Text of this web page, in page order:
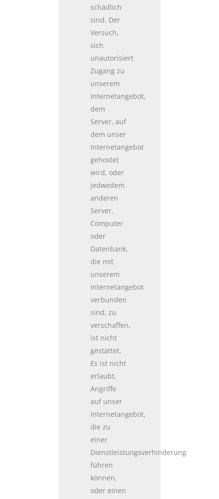
schädlich
sind. Der
Versuch,
sich
unautorisiert
Zugang zu
unserem
Internetangebot,
dem
Server, auf
dem unser
Internetangebot
gehostet
wird, oder
jedwedem
anderen
Server,
Computer
oder
Datenbank,
die mit
unserem
Internetangebot
verbunden
sind, zu
verschaffen,
ist nicht
gestattet.
Es ist nicht
erlaubt,
Angriffe
auf unser
Internetangebot,
die zu
einer
Dienstleistungsverhinderung
führen
können,
oder einen